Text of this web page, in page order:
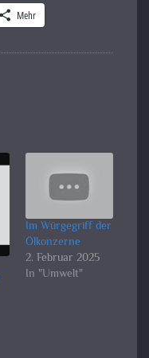
Mehr
Im Würgegriff der
Ölkonzerne
2. Februar 2025
In "Umwelt"